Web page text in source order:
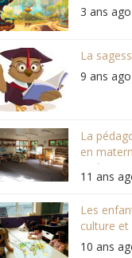
3 ans ago
La
9 ans ago
La
en
raté
11 ans
Les
culture
10 ans